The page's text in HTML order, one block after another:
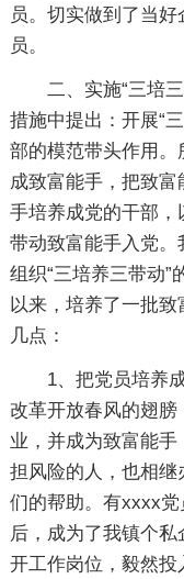
员。切实做到了当
员。
二、实施“三培
措施中提出：开展“
部的模范带头作用。
成致富能手，把致
手培养成党的干部，
带动致富能手入党
组织“三培养三带动”
以来，培养了一批
几点：
1、把党员培养
改革开放春风的翅
业，并成为致富能
担风险的人，也相
们的帮助。有xxxx
后，成为了我镇个
开工作岗位，毅然